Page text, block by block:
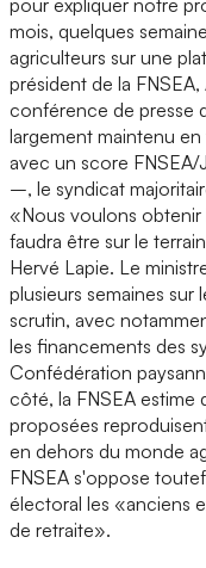
mois, quelques
agriculteurs sur une
président de la
conférence de presse
largement maintenu
avec un score
–, le syndicat
«Nous voulons obtenir
faudra être sur le
Hervé Lapie. Le
plusieurs semaines
scrutin, avec
les financements des
Confédération
côté, la FNSEA estime
proposées
en dehors du monde
FNSEA s'oppose
électoral les «anciens
de retraite».